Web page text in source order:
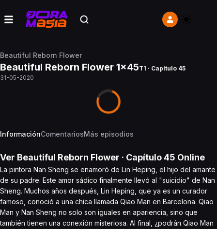
Beautiful Reborn Flower
Beautiful Reborn Flower 1x45T1 · Capítulo 45
31-05-2020
InformaciónComentariosMás episodios
Ver Beautiful Reborn Flower · Capítulo45 Online
La pintora Nan Sheng se enamoró de Lin Heping, el hijo del amante
de su padre. Este amor sádico finalmente llevó al "suicidio" de Nan
Sheng. Muchos años después, Lin Heping, que ya es un curador
famoso, conoció a una chica llamada Qiao Man en Barcelona. Qiao
Man y Nan Sheng no solo son iguales en apariencia, sino que
también tienen una conexión misteriosa. Al final, ¿podrán Qiao Man